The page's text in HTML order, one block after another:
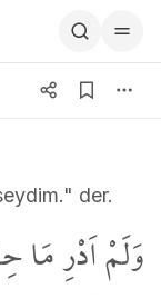
der.
وَلَمْ اَدْرِ مَا